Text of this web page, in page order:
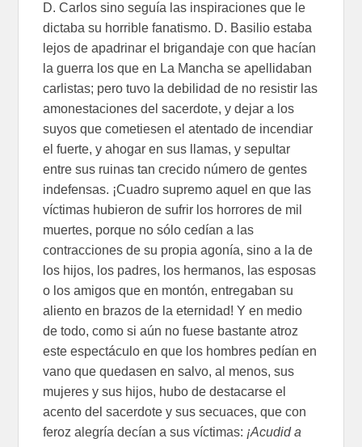
D. Carlos sino seguía las inspiraciones que le
dictaba su horrible fanatismo. D. Basilio estaba
lejos de apadrinar el brigandaje con que hacían
la guerra los que en La Mancha se apellidaban
carlistas; pero tuvo la debilidad de no resistir las
amonestaciones del sacerdote, y dejar a los
suyos que cometiesen el atentado de incendiar
el fuerte, y ahogar en sus llamas, y sepultar
entre sus ruinas tan crecido número de gentes
indefensas. ¡Cuadro supremo aquel en que las
víctimas hubieron de sufrir los horrores de mil
muertes, porque no sólo cedían a las
contracciones de su propia agonía, sino a la de
los hijos, los padres, los hermanos, las esposas
o los amigos que en montón, entregaban su
aliento en brazos de la eternidad! Y en medio
de todo, como si aún no fuese bastante atroz
este espectáculo en que los hombres pedían en
vano que quedasen en salvo, al menos, sus
mujeres y sus hijos, hubo de destacarse el
acento del sacerdote y sus secuaces, que con
feroz alegría decían a sus víctimas: ¡Acudid a